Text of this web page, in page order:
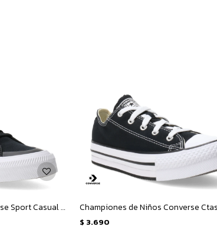
Championes Unisex Converse Sport Casual OX - Negro - Blanco
$ 3.690